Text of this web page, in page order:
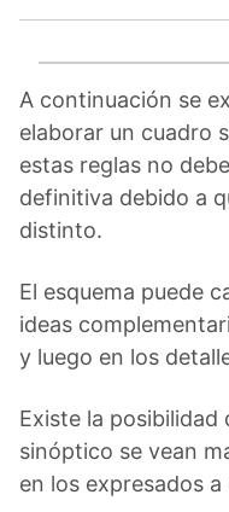
A continuación se
elaborar un cuadro
estas reglas no
definitiva debido a
distinto.
El esquema puede
ideas
y luego en los
Existe la posibilidad
sinóptico se vean
en los expresados